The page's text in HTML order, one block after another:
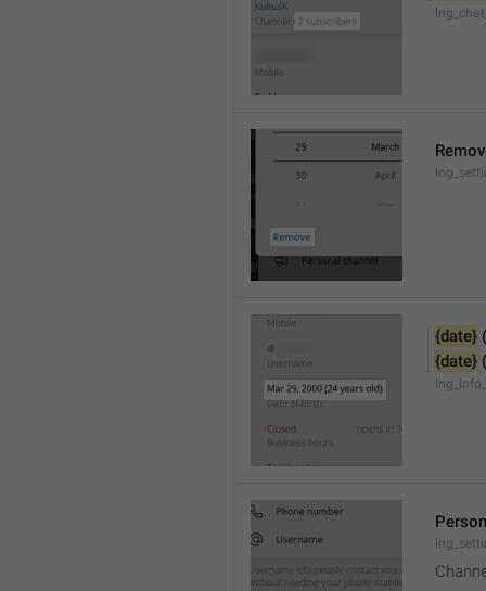
{date} (
{date} (